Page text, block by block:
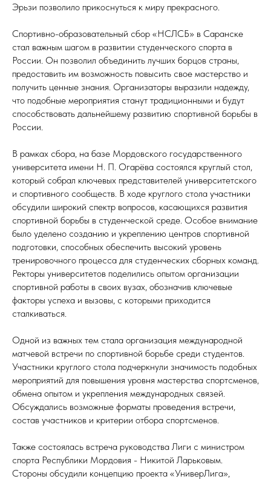
Эрьзи позволило прикоснуться к миру прекрасного.
Спортивно-образовательный сбор «НСЛСБ» в Саранске
стал важным шагом в развитии студенческого спорта в
России. Он позволил объединить лучших борцов страны,
предоставить им возможность повысить свое мастерство и
получить ценные знания. Организаторы выразили надежду,
что подобные мероприятия станут традиционными и будут
способствовать дальнейшему развитию спортивной борьбы в
России.
В рамках сбора, на базе Мордовского государственного
университета имени Н. П. Огарёва состоялся круглый стол,
который собрал ключевых представителей университетского
и спортивного сообществ. В ходе круглого стола участники
обсудили широкий спектр вопросов, касающихся развития
спортивной борьбы в студенческой среде. Особое внимание
было уделено созданию и укреплению центров спортивной
подготовки, способных обеспечить высокий уровень
тренировочного процесса для студенческих сборных команд.
Ректоры университетов поделились опытом организации
спортивной работы в своих вузах, обозначив ключевые
факторы успеха и вызовы, с которыми приходится
сталкиваться.
Одной из важных тем стала организация международной
матчевой встречи по спортивной борьбе среди студентов.
Участники круглого стола подчеркнули значимость подобных
мероприятий для повышения уровня мастерства спортсменов,
обмена опытом и укрепления международных связей.
Обсуждались возможные форматы проведения встречи,
состав участников и критерии отбора спортсменов.
Также состоялась встреча руководства Лиги с министром
спорта Республики Мордовия - Никитой Ларьковым.
Стороны обсудили концепцию проекта «УниверЛига»,